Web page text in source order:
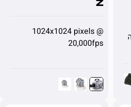
1024x1024 pixels @
20,000fps